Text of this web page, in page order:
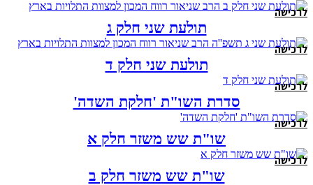
לרכישה
תולעת שני חלק ג
לרכישה
תולעת שני חלק ד
לרכישה
סדרת השו"ת 'חלקת השדה'
לרכישה
שו"ת שש משזר חלק א
לרכישה
שו"ת שש משזר חלק ב